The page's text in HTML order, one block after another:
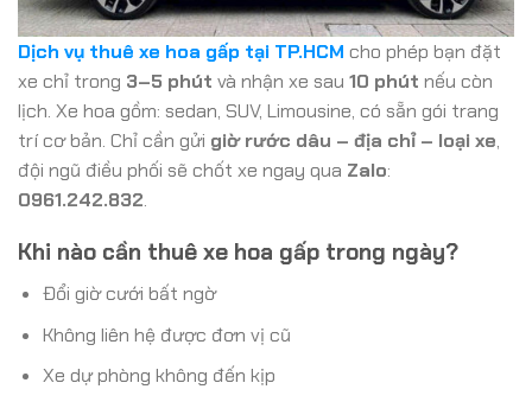
Dịch vụ thuê xe hoa gấp tại TP.HCM cho phép bạn đặt
xe chỉ trong 3–5 phút và nhận xe sau 10 phút nếu còn
lịch. Xe hoa gồm: sedan, SUV, Limousine, có sẵn gói trang
trí cơ bản. Chỉ cần gửi giờ rước dâu – địa chỉ – loại xe,
đội ngũ điều phối sẽ chốt xe ngay qua Zalo:
0961.242.832.
Khi nào cần thuê xe hoa gấp trong ngày?
Đổi giờ cưới bất ngờ
Không liên hệ được đơn vị cũ
Xe dự phòng không đến kịp